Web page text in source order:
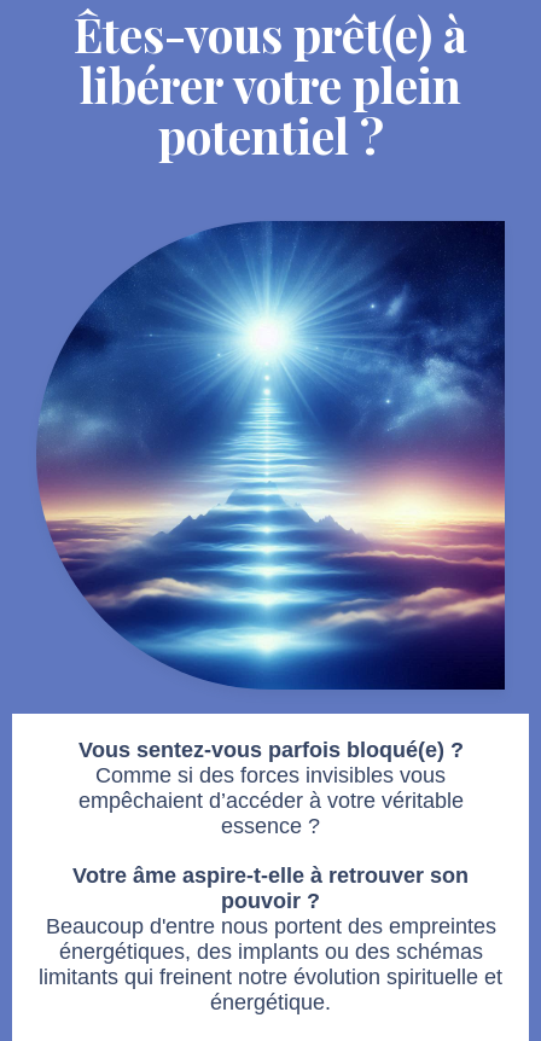
Êtes-vous prêt(e) à
libérer votre plein
potentiel ?
Vous sentez-vous parfois bloqué(e) ?
Comme si des forces invisibles vous
empêchaient d’accéder à votre véritable
essence ?
Votre âme aspire-t-elle à retrouver son
pouvoir ?
Beaucoup d'entre nous portent des empreintes
énergétiques, des implants ou des schémas
limitants qui freinent notre évolution spirituelle et
énergétique.